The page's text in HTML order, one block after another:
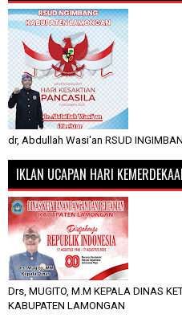
dr, Abdullah Wasi'an RSUD
IKLAN UCAPAN HARI
Drs, MUGITO, M.M KEPALA DINAS
KABUPATEN LAMONGAN